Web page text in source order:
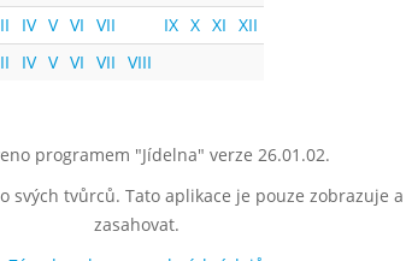
IV V VI VII IX X XI XII
IV V VI VII VIII
programem "Jídelna" verze 26.01.02.
tvůrců. Tato aplikace je pouze zobrazuje
zasahovat.